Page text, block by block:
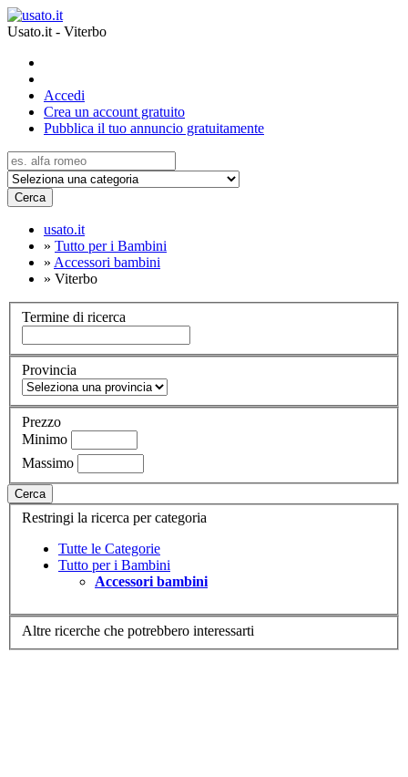
Usato.it - Viterbo
Accedi
Crea un account gratuito
Pubblica il tuo annuncio gratuitamente
Cerca
usato.it
» Tutto per i Bambini
» Accessori bambini
» Viterbo
Termine di ricerca
Provincia
Prezzo
Minimo
Massimo
Cerca
Restringi la ricerca per categoria
Tutte le Categorie
Tutto per i Bambini
Accessori bambini
Altre ricerche che potrebbero interessarti